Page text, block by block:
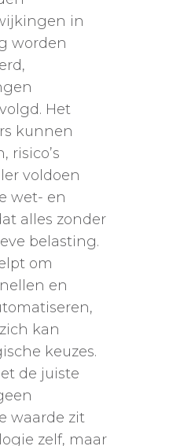
in
worden
Het
kunnen
risico’s
voldoen
wet- en
alles zonder
belasting.
om
en
kan
keuzes.
de juiste
waarde zit
zelf, maar